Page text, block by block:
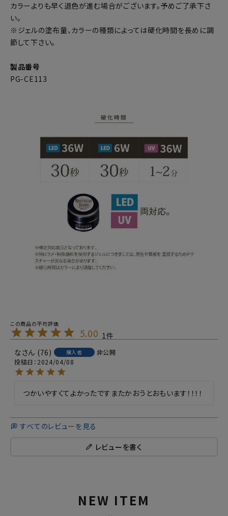
カラーよりも早く退色が進む場合がございます。予めご了承下さ
い。
※ジェルの塗布量、カラーの種類によっては硬化時間を長めに調
節して下さい。
製品番号
PG-CE113
5.00 1
な
76 購入者
非公開
投稿日
2024/04/08
つかいやすくてよかったですまたかおうとおもいます！！！！
すべてのレビューを見る
レビューを書く
NEW ITEM